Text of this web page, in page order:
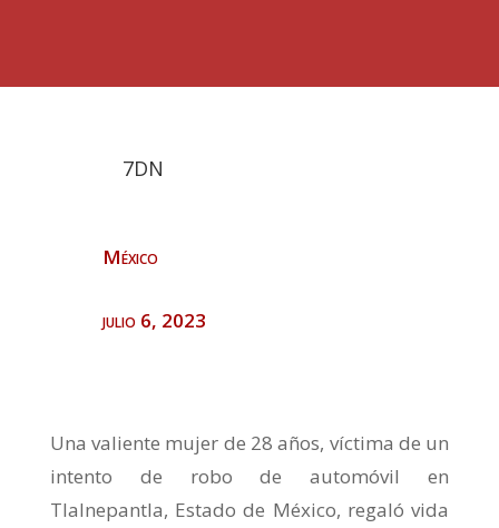
7DN
México
julio 6, 2023
Una valiente mujer de 28 años, víctima de un
intento de robo de automóvil en
Tlalnepantla, Estado de México, regaló vida